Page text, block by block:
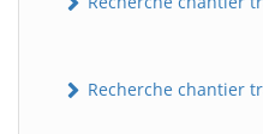
Recherche chantier